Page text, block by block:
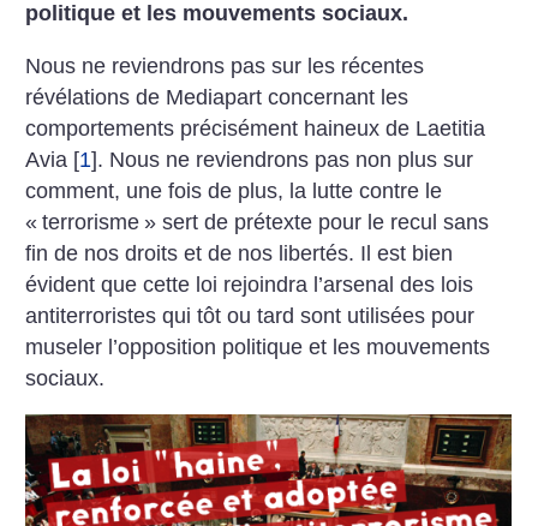
politique et les mouvements sociaux.
Nous ne reviendrons pas sur les récentes
révélations de Mediapart concernant les
comportements précisément haineux de Laetitia
Avia [1]. Nous ne reviendrons pas non plus sur
comment, une fois de plus, la lutte contre le
« terrorisme » sert de prétexte pour le recul sans
fin de nos droits et de nos libertés. Il est bien
évident que cette loi rejoindra l’arsenal des lois
antiterroristes qui tôt ou tard sont utilisées pour
museler l’opposition politique et les mouvements
sociaux.